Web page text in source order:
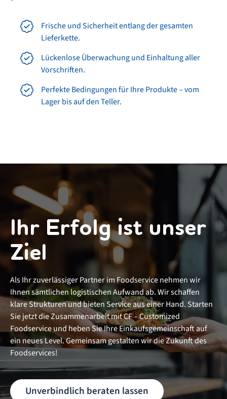
Frische und Sicherheit entlang der gesamten
Lieferkette.
Lückenlose Überwachung und Einhaltung aller
Vorschriften.
Perfekte Bedingungen für Ihre Produkte – vom
Lager bis auf den Teller.
Ihr Erfolg ist unser
Ziel
Als Ihr zuverlässiger Partner im Foodservice nehmen wir
Ihnen sämtlichen logistischen Aufwand ab. Wir schaffen
klare Strukturen und bieten Service aus einer Hand. Starten
Sie jetzt die Zusammenarbeit mit CF – Customized
Foodservice und heben Sie Ihre Einkaufsgemeinschaft auf
ein neues Level. Gemeinsam gestalten wir die Zukunft des
Foodservices!
Unverbindlich beraten lassen